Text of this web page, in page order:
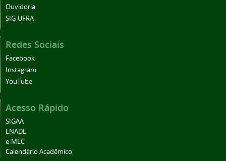
Ouvidoria
SIG-UFRA
Redes Sociais
Facebook
Instagram
YouTube
Acesso Rápido
SIGAA
ENADE
e-MEC
Calendário Acadêmico